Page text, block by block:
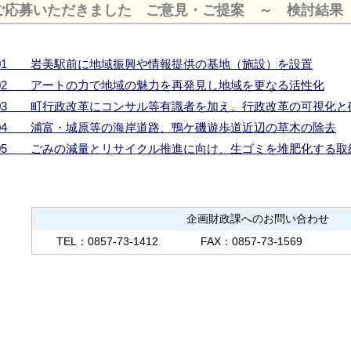
応募いただきました ご意見・ご提案 ～ 検討結
岩美駅前に地域振興や情報提供の基地（施設）を設置
アートの力で地域の魅力を再発見し地域を更なる活性化
町行政改革にコンサル等有識者を加え、行政改革の可視化と
浦富・城原等の海岸道路、鴨ケ磯遊歩道近辺の草木の除去
ごみの減量とリサイクル推進に向け、生ゴミを堆肥化する取
企画財政課へのお問い合わせ
TEL：0857-73-1412
FAX：0857-73-1569